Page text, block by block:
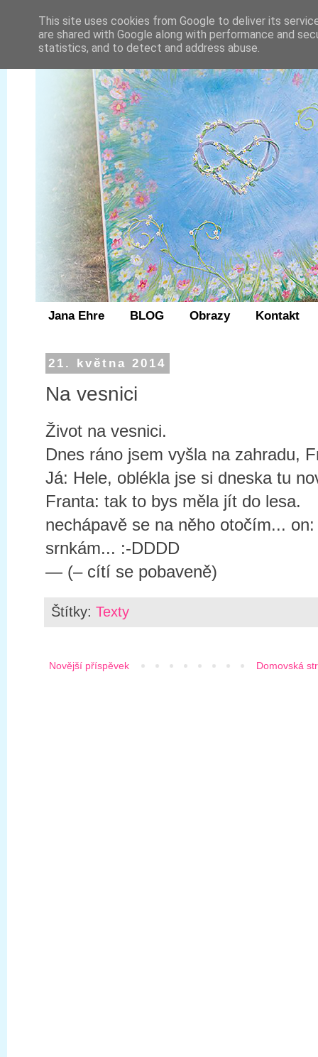
Jana Ehre BLOG Obrazy Kontakt
21. května 2014
Na vesnici
Život na vesnici.
Dnes ráno jsem vyšla na zahradu,
Já: Hele, oblékla jse si dneska tu
Franta: tak to bys měla jít do lesa.
nechápavě se na něho otočím...
srnkám... :-DDDD
— (– cítí se pobaveně)
Štítky: Texty
Novější příspěvek Domovská
This site uses cookies from Google to deliver its
are shared with Google along with performance and
statistics, and to detect and address abuse.